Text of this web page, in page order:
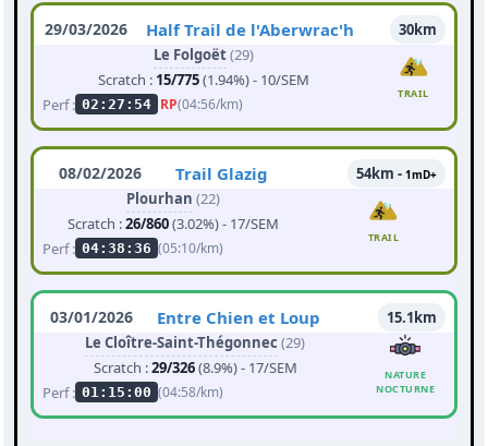
29/03/2026 Half Trail de l'Aberwrac'h
30km
Le Folgoët(29)
Scratch : 15/775(1.94%) - 10/SEM
Perf : 02:27:54 RP(04:56/km)
TRAIL
08/02/2026 Trail Glazig 54km - 1mD+
Plourhan (22)
Scratch :26/860(3.02%) - 17/SEM
Perf : 04:38:36 (05:10/km)
TRAIL
03/01/2026 Entre Chien et Loup
15.1km
Le Cloître-Saint-Thégonnec (29)
Scratch :29/326(8.9%) - 17/SEM
Perf : 01:15:00 (04:58/km)
NATURE
NOCTURNE